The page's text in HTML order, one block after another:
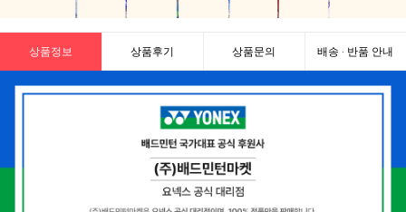
상품정보 상품후기 상품문의 배송 · 반품 안내